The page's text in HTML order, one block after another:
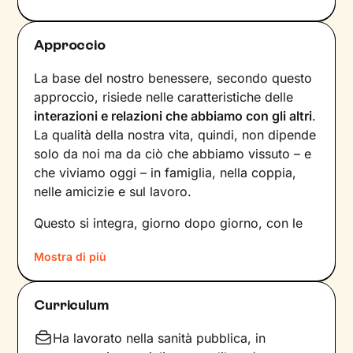
Approccio
La base del nostro benessere, secondo questo
approccio, risiede nelle caratteristiche delle
interazioni e relazioni che abbiamo con gli altri.
La qualità della nostra vita, quindi, non dipende
solo da noi ma da ciò che abbiamo vissuto – e
che viviamo oggi – in famiglia, nella coppia,
nelle amicizie e sul lavoro.
Questo si integra, giorno dopo giorno, con le
influire sulle
comportamentiche mettiamo in atto e sul
modo in cui
noi, con la nostra individualità.
Mostra di più
Curriculum
Ha lavorato nella sanità pubblica, in